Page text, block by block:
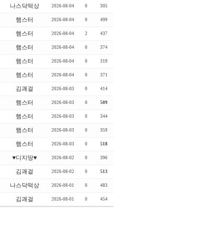
나스닥떡상 2026-08-04 0 305
햄스터 2026-08-04 0 499
햄스터 2026-08-04 2 437
햄스터 2026-08-04 0 374
햄스터 2026-08-04 0 319
햄스터 2026-08-04 0 371
김괘걸 2026-08-03 0 414
햄스터 2026-08-03 0 509
햄스터 2026-08-03 0 344
햄스터 2026-08-03 0 359
햄스터 2026-08-03 0 518
♥디지땅♥ 2026-08-02 0 396
김괘걸 2026-08-02 0 513
나스닥떡상 2026-08-01 0 483
김괘걸 2026-08-01 0 454